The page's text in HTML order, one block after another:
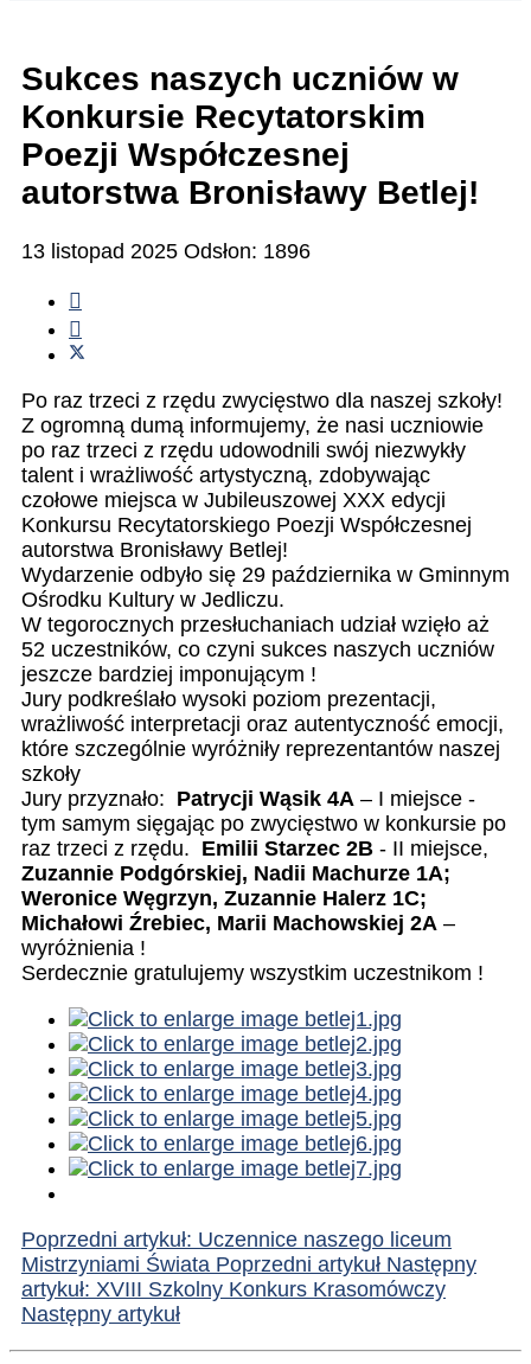
Sukces naszych uczniów w
Konkursie Recytatorskim
Poezji Współczesnej
autorstwa Bronisławy Betlej!
13 listopad 2025 Odsłon: 1896
Po raz trzeci z rzędu zwycięstwo dla naszej szkoły!
Z ogromną dumą informujemy, że nasi uczniowie
po raz trzeci z rzędu udowodnili swój niezwykły
talent i wrażliwość artystyczną, zdobywając
czołowe miejsca w Jubileuszowej XXX edycji
Konkursu Recytatorskiego Poezji Współczesnej
autorstwa Bronisławy Betlej!
Wydarzenie odbyło się 29 października w Gminnym
Ośrodku Kultury w Jedliczu.
W tegorocznych przesłuchaniach udział wzięło aż
52 uczestników, co czyni sukces naszych uczniów
jeszcze bardziej imponującym !
Jury podkreślało wysoki poziom prezentacji,
wrażliwość interpretacji oraz autentyczność emocji,
które szczególnie wyróżniły reprezentantów naszej
szkoły
Jury przyznało: Patrycji Wąsik 4A – I miejsce -
tym samym sięgając po zwycięstwo w konkursie po
raz trzeci z rzędu. Emilii Starzec 2B - II miejsce,
Zuzannie Podgórskiej, Nadii Machurze 1A;
Weronice Węgrzyn, Zuzannie Halerz 1C;
Michałowi Źrebiec, Marii Machowskiej 2A –
wyróżnienia !
Serdecznie gratulujemy wszystkim uczestnikom !
Poprzedni artykuł: Uczennice naszego liceum
Mistrzyniami Świata Poprzedni artykuł Następny
artykuł: XVIII Szkolny Konkurs Krasomówczy
Następny artykuł